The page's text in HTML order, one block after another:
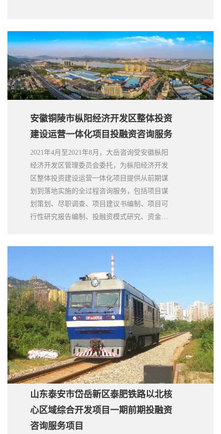
片区开发模式落地的未来社区项目。
安徽铜陵市枞阳经济开发区整体投资
建设运营一体化项目投融资咨询服务
2021年4月至2021年8月，大岳咨询受安徽枞阳
经济开发区管理委员会委托，为枞阳经济开发
区整体投资建设运营一体化项目提供从前期谋
划到落地实施的全过程咨询服务，包括项目谋
划策划、尽职调查、项目建议书编制、项目可
行性研究报告编制、投融资模式研究、资金筹
理、协助谈判与签约等。大岳项目团队充分吸
收大岳咨询在全国各地类似项目的实践经验，
并结合本地实际和项目特点，提供了专业的解
决方案以及优质的咨询服务，促进了项目的成
功落地。
山东泰安市岱岳新区泰肥铁路以北核
心区域综合开发项目一期前期投融资
咨询服务项目